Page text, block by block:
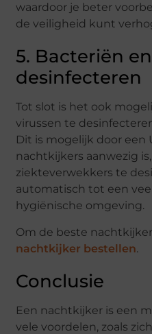
waardoor je beter
de veiligheid kunt
5. Bacteriën
desinfecteren
Tot slot is het ook
virussen te
Dit is mogelijk door een
nachtkijkers aanwezig
ziekteverwekkers te
automatisch tot een
hygiënische omgeving.
Om de beste
nachtkijker bestellen.
Conclusie
Een nachtkijker is een
vele voordelen, zoals